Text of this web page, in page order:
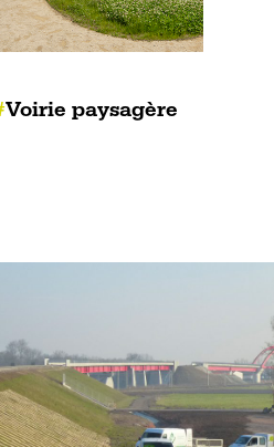
Voirie paysagère